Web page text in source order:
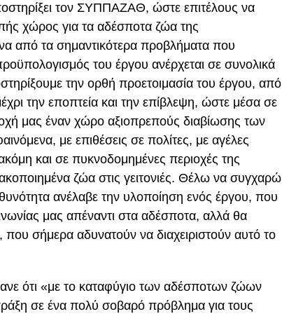
τον ΣΥΠΠΑΖΑΘ, ώστε επιτέλους να
χώρος για τα αδέσποτα ζώα της
από τα σημαντικότερα προβλήματα που
του έργου ανέρχεται σε συνολικά
την ορθή προετοιμασία του έργου, από
την εποπτεία και την επίβλεψη, ώστε μέσα σε
μας έναν χώρο αξιοπρεπούς διαβίωσης των
με επιθέσεις σε πολίτες, με αγέλες
και σε πυκνοδομημένες περιοχές της
ζώα στις γειτονιές. Θέλω να συγχαρώ
ανέλαβε την υλοποίηση ενός έργου, που
μας απέναντι στα αδέσποτα, αλλά θα
σήμερα αδυνατούν να διαχειριστούν αυτό το
ότι «με το καταφύγιο των αδέσποτων ζώων
σε ένα πολύ σοβαρό πρόβλημα για τους